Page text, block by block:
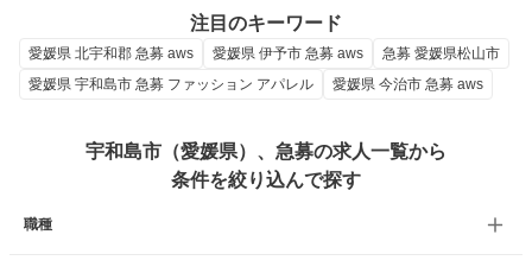
注目のキーワード
愛媛県 北宇和郡 急募 aws 愛媛県 伊予市 急募 aws
急募 愛媛県松山市
愛媛県 宇和島市 急募 ファッション アパレル
愛媛県 今治市 急募 aws
宇和島市（愛媛県）、急募の求人一覧から
条件を絞り込んで探す
職種